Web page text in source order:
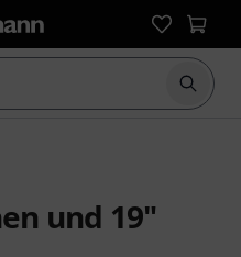
Suche
und 19"